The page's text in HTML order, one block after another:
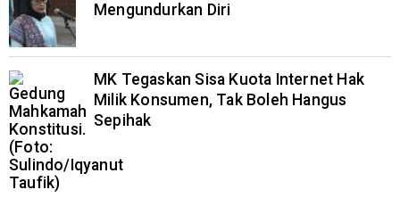
Mengundurkan Diri
MK Tegaskan Sisa Kuota Internet Hak
Milik Konsumen, Tak Boleh Hangus
Sepihak